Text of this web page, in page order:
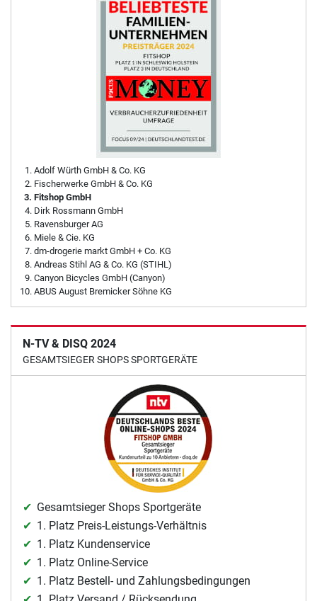
Adolf Würth GmbH & Co. KG
Fischerwerke GmbH & Co. KG
Fitshop GmbH
Dirk Rossmann GmbH
Ravensburger AG
Miele & Cie. KG
dm-drogerie markt GmbH + Co. KG
Andreas Stihl AG & Co. KG (STIHL)
Canyon Bicycles GmbH (Canyon)
ABUS August Bremicker Söhne KG
N-TV & DISQ 2024
GESAMTSIEGER SHOPS SPORTGERÄTE
Gesamtsieger Shops Sportgeräte
1. Platz Preis-Leistungs-Verhältnis
1. Platz Kundenservice
1. Platz Online-Service
1. Platz Bestell- und Zahlungsbedingungen